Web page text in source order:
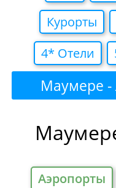
Курорты
4* Отели
Маумере
Аэропорты